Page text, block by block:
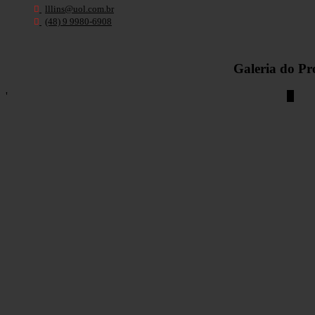
lllins@uol.com.br
(48) 9 9980-6908
Galeria do
'